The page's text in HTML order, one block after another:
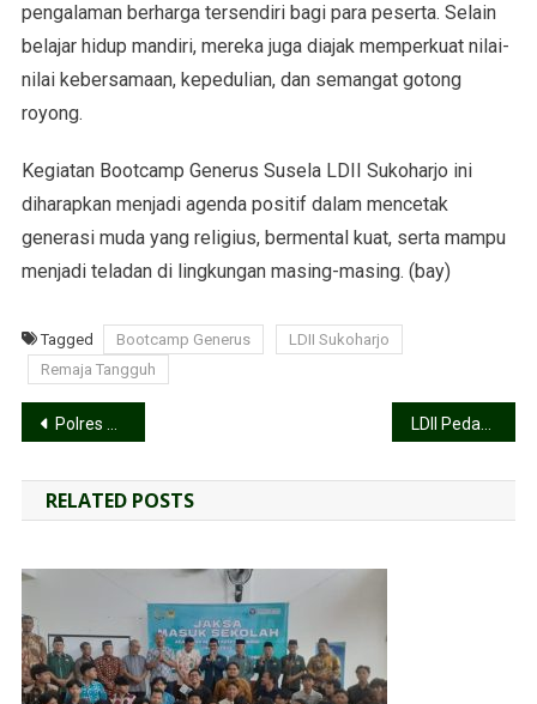
pengalaman berharga tersendiri bagi para peserta. Selain
belajar hidup mandiri, mereka juga diajak memperkuat nilai-
nilai kebersamaan, kepedulian, dan semangat gotong
royong.
Kegiatan Bootcamp Generus Susela LDII Sukoharjo ini
diharapkan menjadi agenda positif dalam mencetak
generasi muda yang religius, bermental kuat, serta mampu
menjadi teladan di lingkungan masing-masing. (bay)
Tagged Bootcamp Generus
LDII Sukoharjo
Remaja Tangguh
Polres Sragen Bertemu LDII, Bahas Apa? LDII Pedan Tebar Kepedulian Idul Adha, Kurban Meningkat dan Silaturrahim Forkopimcam Diperkuat
RELATED POSTS